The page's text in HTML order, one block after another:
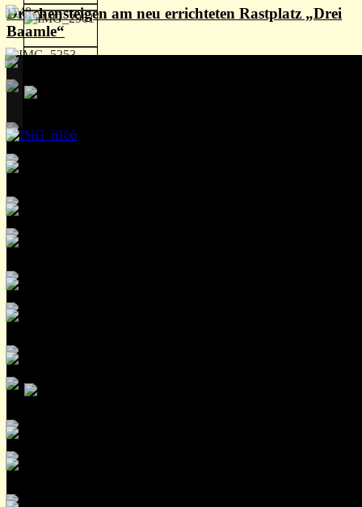
Drachensteigen am neu errichteten Rastplatz „Drei
Baamle“